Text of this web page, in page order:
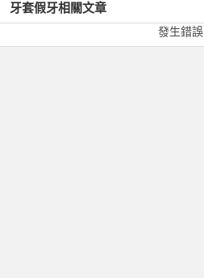
牙套假牙相關文章
發生錯誤